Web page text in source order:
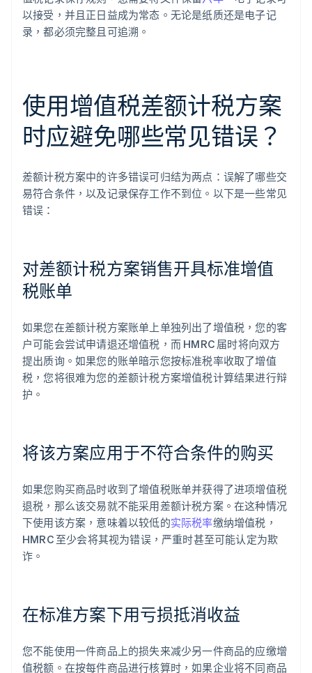
以接受，并且正日益成为常态。无论是纸质还是电子记
录，都必须完整且可追溯。
使用增值税差额计税方案
时应避免哪些常见错误？
差额计税方案中的许多错误可归结为两点：误解了哪些交
易符合条件，以及记录保存工作不到位。以下是一些常见
错误：
对差额计税方案销售开具标准增值
税账单
如果您在差额计税方案账单上单独列出了增值税，您的客
户可能会尝试申请退还增值税，而 HMRC 届时将向双方
提出质询。如果您的账单暗示您按标准税率收取了增值
税，您将很难为您的差额计税方案增值税计算结果进行辩
护。
将该方案应用于不符合条件的购买
如果您购买商品时收到了增值税账单并获得了进项增值税
退税，那么该交易就不能采用差额计税方案。在这种情况
下使用该方案，意味着以较低的实际税率缴纳增值税，
HMRC 至少会将其视为错误，严重时甚至可能认定为欺
诈。
在标准方案下用亏损抵消收益
您不能使用一件商品上的损失来减少另一件商品的应缴增
值税额。在按每件商品进行核算时，如果企业将不同商品